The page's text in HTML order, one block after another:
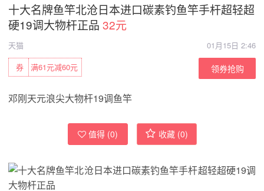
十大名牌鱼竿北沧日本进口碳素钓鱼竿手杆超轻超
硬19调大物杆正品 32元
天猫
01月15日 2:46
满61元减60元
券 领券抢购
邓刚天元浪尖大物杆19调鱼竿
值得 (0) 收藏 (0)